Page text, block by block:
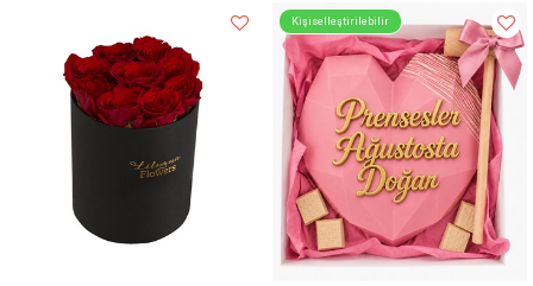
Kişiselleştirilebilir